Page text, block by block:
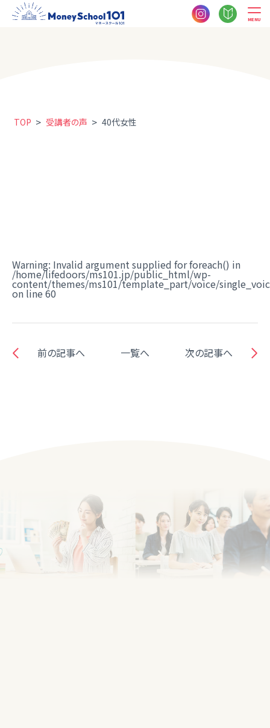
MENU
TOP > 受講者の声 > 40代女性
Warning: Invalid argument supplied for foreach() in
/home/lifedoors/ms101.jp/public_html/wp-
content/themes/ms101/template_part/voice/
on line 60
前の記事へ 一覧へ 次の記事へ